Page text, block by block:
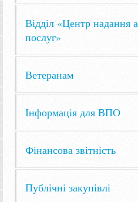
Відділ «Центр надання
послуг»
Ветеранам
Інформація для ВПО
Фінансова звітність
Публічні закупівлі